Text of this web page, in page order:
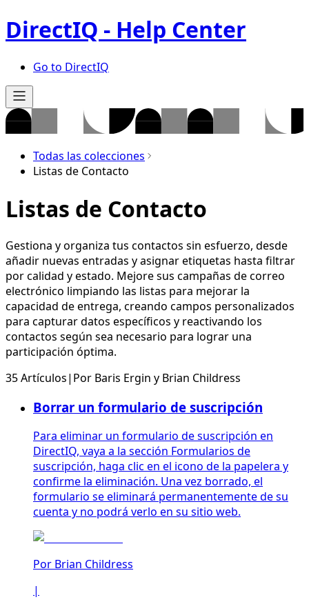
DirectIQ - Help Center
Go to DirectIQ
Todas las colecciones
Listas de Contacto
Listas de Contacto
Gestiona y organiza tus contactos sin esfuerzo, desde
añadir nuevas entradas y asignar etiquetas hasta filtrar
por calidad y estado. Mejore sus campañas de correo
electrónico limpiando las listas para mejorar la
capacidad de entrega, creando campos personalizados
para capturar datos específicos y reactivando los
contactos según sea necesario para lograr una
participación óptima.
35 Artículos| Por Baris Ergin y Brian Childress
Borrar un formulario de suscripción
Para eliminar un formulario de suscripción en
DirectIQ, vaya a la sección Formularios de
suscripción, haga clic en el icono de la papelera y
confirme la eliminación. Una vez borrado, el
formulario se eliminará permanentemente de su
cuenta y no podrá verlo en su sitio web.
Por Brian Childress
|